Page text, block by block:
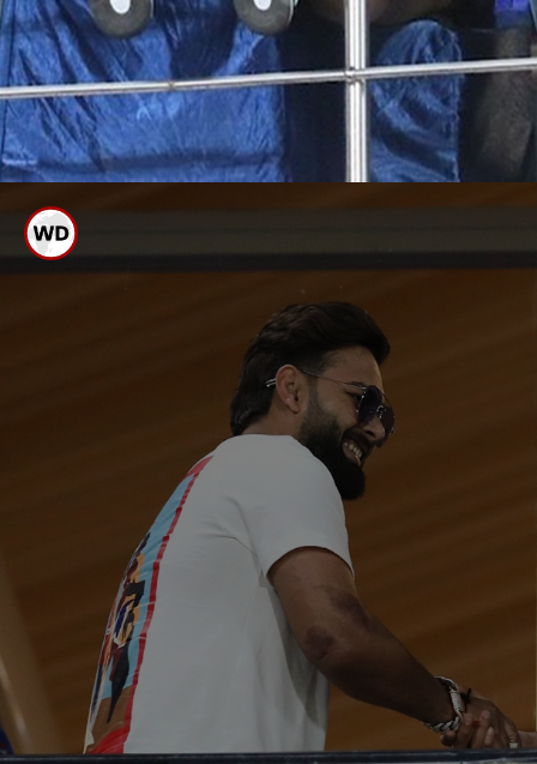
ಅಪಘಾತದ ಬಳಿಕ ಮೊದಲ
ಸಾರ್ವಜನಿಕ ದರ್ಶನ
ಬಹಳ ದಿನಗಳ ನಂತರ ಸಾರ್ವಜನಿಕವಾಗಿ
ಕಾಣಿಸಿಕೊಂಡ ರಿಷಬ್ ಪಂತ್ ಗೆ
ಅಭಿಮಾನಿಗಳಿಂದಲೂ ಭರ್ಜರಿ ಸ್ವಾಗತ ಸಿಕ್ಕಿದೆ.
ರಿಷಬ್